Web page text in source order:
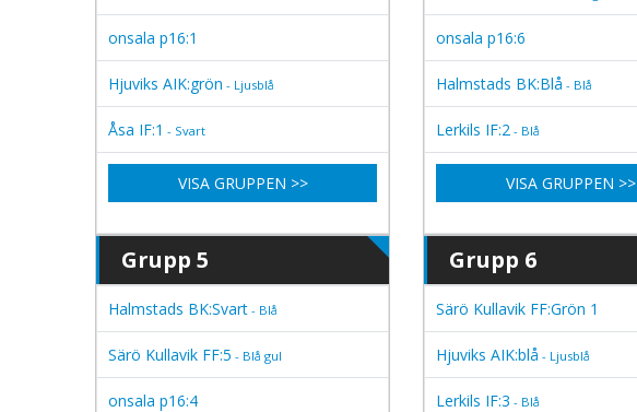
onsala p16:1
Hjuviks AIK:grön - Ljusblå
Åsa IF:1 - Svart
VISA GRUPPEN >>
onsala p16:6
Halmstads BK:Blå - Blå
Lerkils IF:2 - Blå
VISA GRUPPEN >>
Grupp 5
Halmstads BK:Svart - Blå
Särö Kullavik FF:5 - Blå gul
onsala p16:4
Grupp 6
Särö Kullavik FF:Grön 1
Hjuviks AIK:blå - Ljusblå
Lerkils IF:3 - Blå